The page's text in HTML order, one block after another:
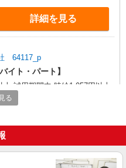
詳細を見る
64117_p
イト・パート】
以上
ます。
詳細を見る
る